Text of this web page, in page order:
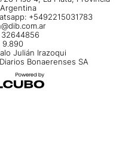
+5492215031783
32644856
9.890
Julián Irazoqui
Bonaerenses SA